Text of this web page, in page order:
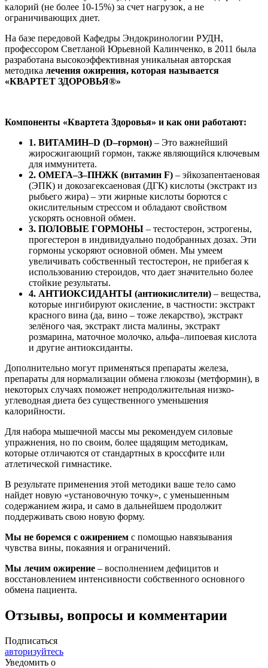
калорий (не более 10-15%) за счет нагрузок, а не
ограничивающих диет.
На базе передовой Кафедры Эндокринологии РУДН,
профессором Светланой Юрьевной Калинченко, в 2011 была
разработана высокоэффективная уникальная авторская
методика лечения ожирения, которая называется
«КВАРТЕТ ЗДОРОВЬЯ®»
Компоненты «Квартета Здоровья» и как они работают:
1. ВИТАМИН–D (D–гормон) – Это важнейший
жиросжигающий гормон, также являющийся ключевым
для иммунитета.
2. ОМЕГА–З–ПНЖК (витамин F) – эйкозапентаеновая
(ЭПК) и докозагексаеновая (ДГК) кислоты (экстракт из
рыбьего жира) – эти жирные кислоты борются с
окислительным стрессом и обладают свойством
ускорять основной обмен.
3. ПОЛОВЫЕ ГОРМОНЫ – тестостерон, эстрогены,
прогестерон в индивидуально подобранных дозах. Эти
гормоны ускоряют основной обмен. Мы умеем
увеличивать собственный тестостерон, не прибегая к
использованию стероидов, что дает значительно более
стойкие результаты.
4. АНТИОКСИДАНТЫ (антиокислители) – вещества,
которые ингибируют окисление, в частности: экстракт
красного вина (да, вино – тоже лекарство), экстракт
зелёного чая, экстракт листа малины, экстракт
розмарина, маточное молочко, альфа–липоевая кислота
и другие антиоксиданты.
Дополнительно могут применяться препараты железа,
препараты для нормализации обмена глюкозы (метформин), в
некоторых случаях поможет непродолжительная низко-
углеводная диета без существенного уменьшения
калорийности.
Для набора мышечной массы мы рекомендуем силовые
упражнения, но по своим, более щадящим методикам,
которые отличаются от стандартных в кроссфите или
атлетической гимнастике.
В результате применения этой методики ваше тело само
найдет новую «установочную точку», с уменьшенным
содержанием жира, и само в дальнейшем продолжит
поддерживать свою новую форму.
Мы не боремся с ожирением с помощью навязывания
чувства вины, покаяния и ограничений.
Мы лечим ожирение – восполнением дефицитов и
восстановлением интенсивности собственного основного
обмена пациента.
Отзывы, вопросы и комментарии
Подписаться
авторизуйтесь
Уведомить о